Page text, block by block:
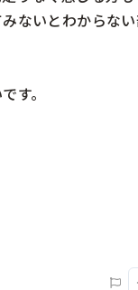
ないとわからな
す。